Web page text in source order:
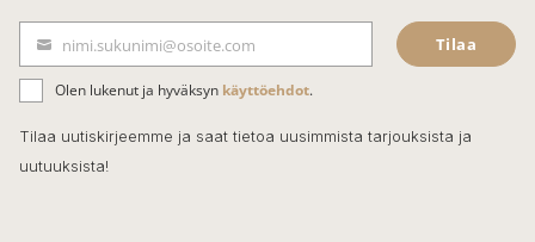
e
b
o
o
k
ä
h
k
nimi.sukunimi@osoite.com Tilaa
Olen lukenut ja hyväksyn käyttöehdot.
Tilaa uutiskirjeemme ja saat tietoa uusimmista tarjouksista ja
uutuuksista!